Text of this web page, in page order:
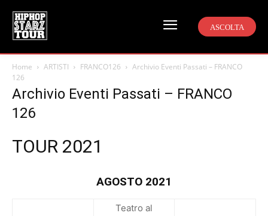
ASCOLTA
Home ARTISTI FRANCO126
Archivio Eventi Passati – FRANCO
126
Archivio Eventi Passati – FRANCO
126
TOUR 2021
AGOSTO 2021
Teatro al